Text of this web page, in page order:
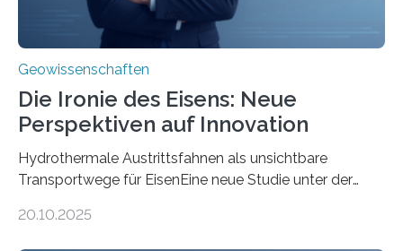
Geowissenschaften
Die Ironie des Eisens: Neue
Perspektiven auf Innovation
Hydrothermale Austrittsfahnen als unsichtbare
Transportwege für EisenEine neue Studie unter der
Umweltwissenschaften der Universität Bremen –
20.10.2025